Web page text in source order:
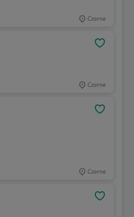
Czarne
Czarne
Czarne